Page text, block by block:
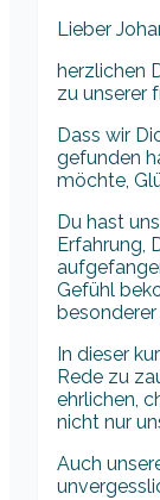
Lieber
herzlichen
zu unserer
Dass wir
gefunden
möchte,
Du hast
Erfahrung,
Gefühl
In dieser
Rede zu
ehrlichen,
nicht nur
Auch